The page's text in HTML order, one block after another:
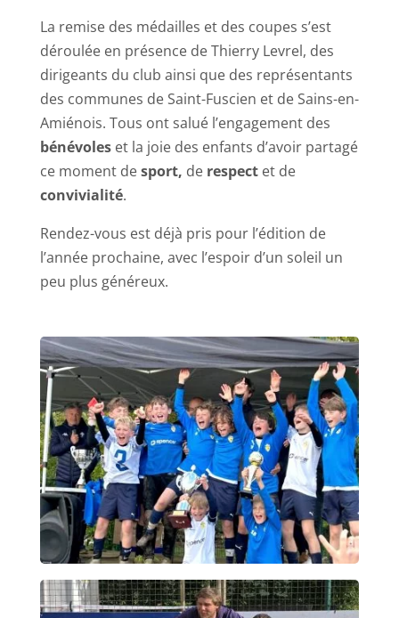
La remise des médailles et des coupes s’est
déroulée en présence de Thierry Levrel, des
dirigeants du club ainsi que des représentants
des communes de Saint-Fuscien et de Sains-en-
Amiénois. Tous ont salué l’engagement des
bénévoleset la joie des enfants d’avoir partagé
ce moment desport, de respect et de
convivialité.
Rendez-vous est déjà pris pour l’édition de
l’année prochaine, avec l’espoir d’un soleil un
peu plus généreux.